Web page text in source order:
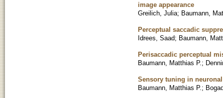
image appearance
Greilich, Julia; Baumann,
Perceptual saccadic
Idrees, Saad; Baumann,
Perisaccadic perceptual
Baumann, Matthias P. ;
Sensory tuning in
Baumann, Matthias P. ;